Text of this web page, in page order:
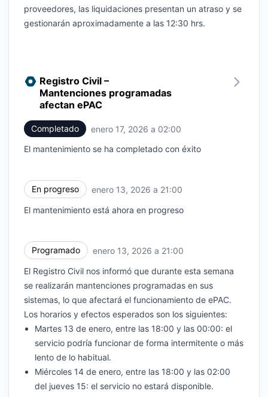
proveedores, las liquidaciones presentan un atraso y se
gestionarán aproximadamente a las 12:30 hrs.
Registro Civil –
Mantenciones programadas
afectan ePAC
Completado enero 17, 2026 a 02:00
El mantenimiento se ha completado con éxito
En progreso enero 13, 2026 a 21:00
El mantenimiento está ahora en progreso
Programado enero 13, 2026 a 21:00
El Registro Civil nos informó que durante esta semana
se realizarán mantenciones programadas en sus
sistemas, lo que afectará el funcionamiento de ePAC.
Los horarios y efectos esperados son los siguientes:
Martes 13 de enero, entre las 18:00 y las 00:00: el
servicio podría funcionar de forma intermitente o más
lento de lo habitual.
Miércoles 14 de enero, entre las 18:00 y las 02:00
del jueves 15: el servicio no estará disponible.